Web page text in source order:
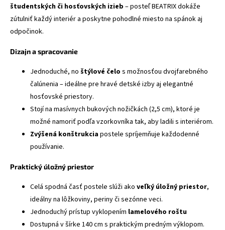
študentských či hosťovských izieb – posteľ BEATRIX dokáže
zútulniť každý interiér a poskytne pohodlné miesto na spánok aj
odpočinok.
Dizajn a spracovanie
Jednoduché, no štýlové čelo s možnosťou dvojfarebného
čalúnenia – ideálne pre hravé detské izby aj elegantné
hosťovské priestory.
Stojí na masívnych bukových nožičkách (2,5 cm), ktoré je
možné namoriť podľa vzorkovníka tak, aby ladili s interiérom.
Zvýšená konštrukciapostele spríjemňuje každodenné
používanie.
Praktický úložný priestor
Celá spodná časť postele slúži ako veľký úložný priestor,
ideálny na lôžkoviny, periny či sezónne veci.
Jednoduchý prístup vyklopením lamelového roštu
Dostupná v šírke 140 cm s praktickým predným výklopom.